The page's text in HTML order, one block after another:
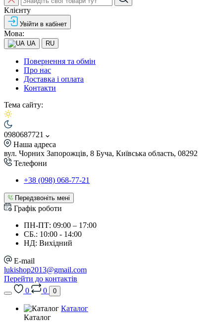
Клієнту
Увійти в кабінет
Мова:
UA RU
Повернення та обмін
Про нас
Доставка і оплата
Контакти
Тема сайту:
0980687721
Наша адреса
вул. Чорних Запорожців, 8 Буча, Київська область, 08292
Телефони
+38 (098) 068-77-21
Передзвоніть мені
Графік роботи
ПН-ПТ: 09:00 – 17:00
СБ.: 10:00 - 14:00
НД: Вихідний
E-mail
lukishop2013@gmail.com
Перейти до контактів
0
0 0
Каталог
Каталог